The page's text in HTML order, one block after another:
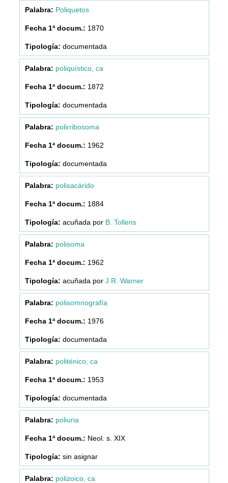
Poliquetos
1870
documentada
poliquístico, ca
1872
documentada
polirribosoma
1962
documentada
polisacárido
1884
acuñada por B. Tollens
polisoma
1962
acuñada por J.R. Warner
polisomnografía
1976
documentada
politénico, ca
1953
documentada
poliuria
Neol. s. XIX
sin asignar
polizoico, ca